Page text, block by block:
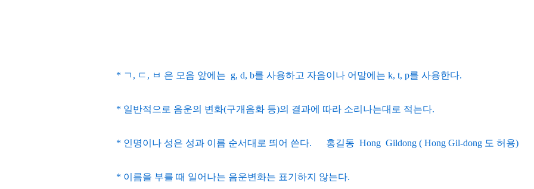
* ㄱ, ㄷ, ㅂ 은 모음 앞에는 g, d, b를 사용하고 자음이나 어말에는 k, t, p를 사용한다.
* 일반적으로 음운의 변화(구개음화 등)의 결과에 따라 소리나는대로 적는다.
* 인명이나 성은 성과 이름 순서대로 띄어 쓴다. 홍길동 Hong Gildong ( Hong Gil-dong 도 허용)
* 이름을 부를 때 일어나는 음운변화는 표기하지 않는다.